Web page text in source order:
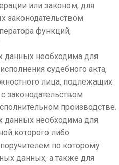
или законом, для
законодательством
функций,
данных необходима для
судебного акта,
лица, подлежащих
законодательством
производстве.
данных необходима для
которого либо
по которому
данных, а также для